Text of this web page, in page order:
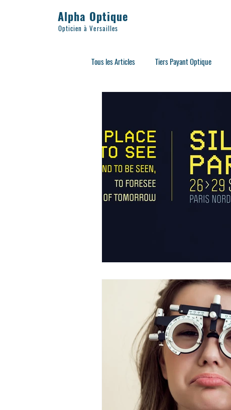
Alpha Optique
Opticien à Versailles
Tous les Articles Tiers Payant Optique
Lunettes de Soleil Lunettes d'éclipses